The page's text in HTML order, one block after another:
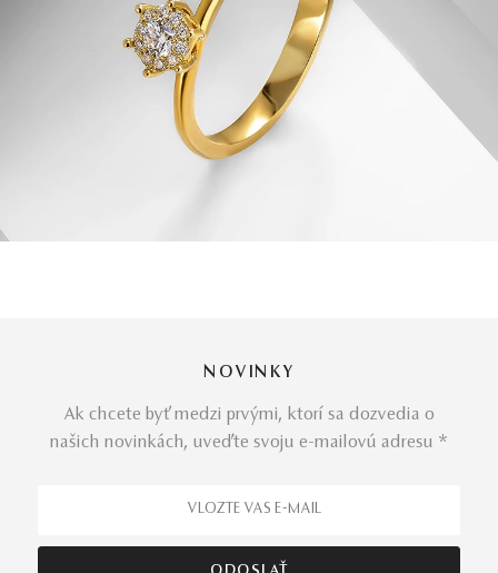
NOVINKY
Ak chcete byť medzi prvými, ktorí sa dozvedia o
našich novinkách, uveďte svoju e-mailovú adresu *